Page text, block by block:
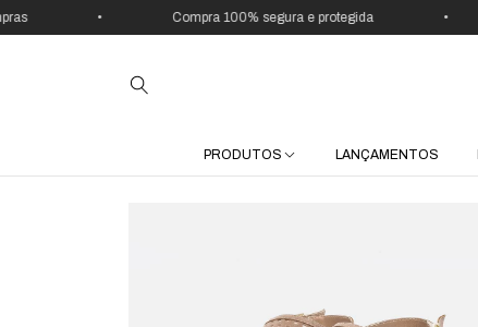
Compra 100% segura e protegida
PRODUTOS LANÇAMENTOS